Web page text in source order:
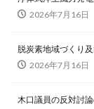
2026年7月16日
脱炭素地域づくり
2026年7月16日
木口議員の反対討